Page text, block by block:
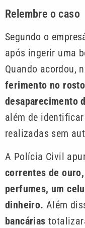
Relembre o caso
Segundo o
após ingerir uma
Quando acordou,
ferimento no
desaparecimento
além de
realizadas sem
A Polícia Civil
correntes de
perfumes, um
dinheiro.Além
bancárias